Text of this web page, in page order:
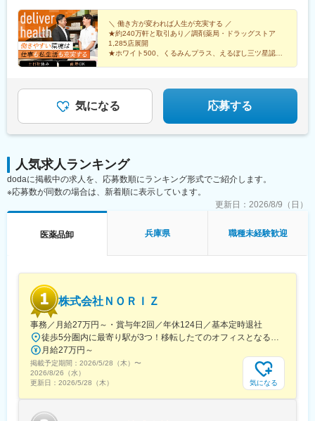
岡県静岡県島田市道悦3-14-2三島営業所：静岡県田方郡函南町肥
田字南中道476中津川営業所：岐阜県中津川市中津川字大西667-1
田辺営業所：和歌山県田辺市三栖字三反田130-5京都北営業所：京
都府京都市北区上賀茂向縄手町16滑川営業所：富山県滑川市柳原
字宮ノ東41-29※詳細は「会社概要」欄HPから
駅、砺波駅、片原町駅(富山県)、速星駅、春江駅、水落駅、しんざ
駅、上越妙高駅、信州中野駅、附属中学前駅、切石駅、岩村田
駅、西上田駅、酒折駅、禾生駅、富士駅、古庄駅、半田駅、荒子
川公園駅、妙興寺駅、六軒駅(三重県)、霞ケ浦駅、光善寺駅、平野
駅(地下鉄)、久米田駅、ケーブル八幡宮山上駅、田村駅、唐崎駅、
出雲市駅、高野駅、西富井駅、周防下郷駅、櫛ケ浜駅、府中駅(徳
島県)、北久米駅、北宇和島駅、伏石駅、下曽根駅、高城駅、杵築
＼ 働き方が変われば人生が充実する ／
★約240万軒と取引あり／調剤薬局・ドラッグストア
1,285店展開
★ホワイト500、くるみんプラス、えるぼし三ツ星認定
気になる 応募する
人気求人ランキング
dodaに掲載中の求人を、応募数順にランキング形式でご紹介します。
※応募数が同数の場合は、新着順に表示しています。
更新日： 2026/8/9（日）
医薬品卸 兵庫県 職種未経験歓迎
株式会社ＮＯＲＩＺ
事務／月給27万円～・賞与年2回／年休124日／基本定時退社
徒歩5分圏内に最寄り駅が3つ！移転したてのオフィスとなるため、新しくキレイなオフィスで働けます！★転勤なし東京都中央区銀座6-13-16 ヒューリック銀座ウォールビル3階新富町から徒歩3分※受動喫煙対策：屋内禁煙
月給27万円～
掲載予定期間： 2026/5/28（木） 〜
2026/8/26（水）
更新日： 2026/5/28（木） 気になる